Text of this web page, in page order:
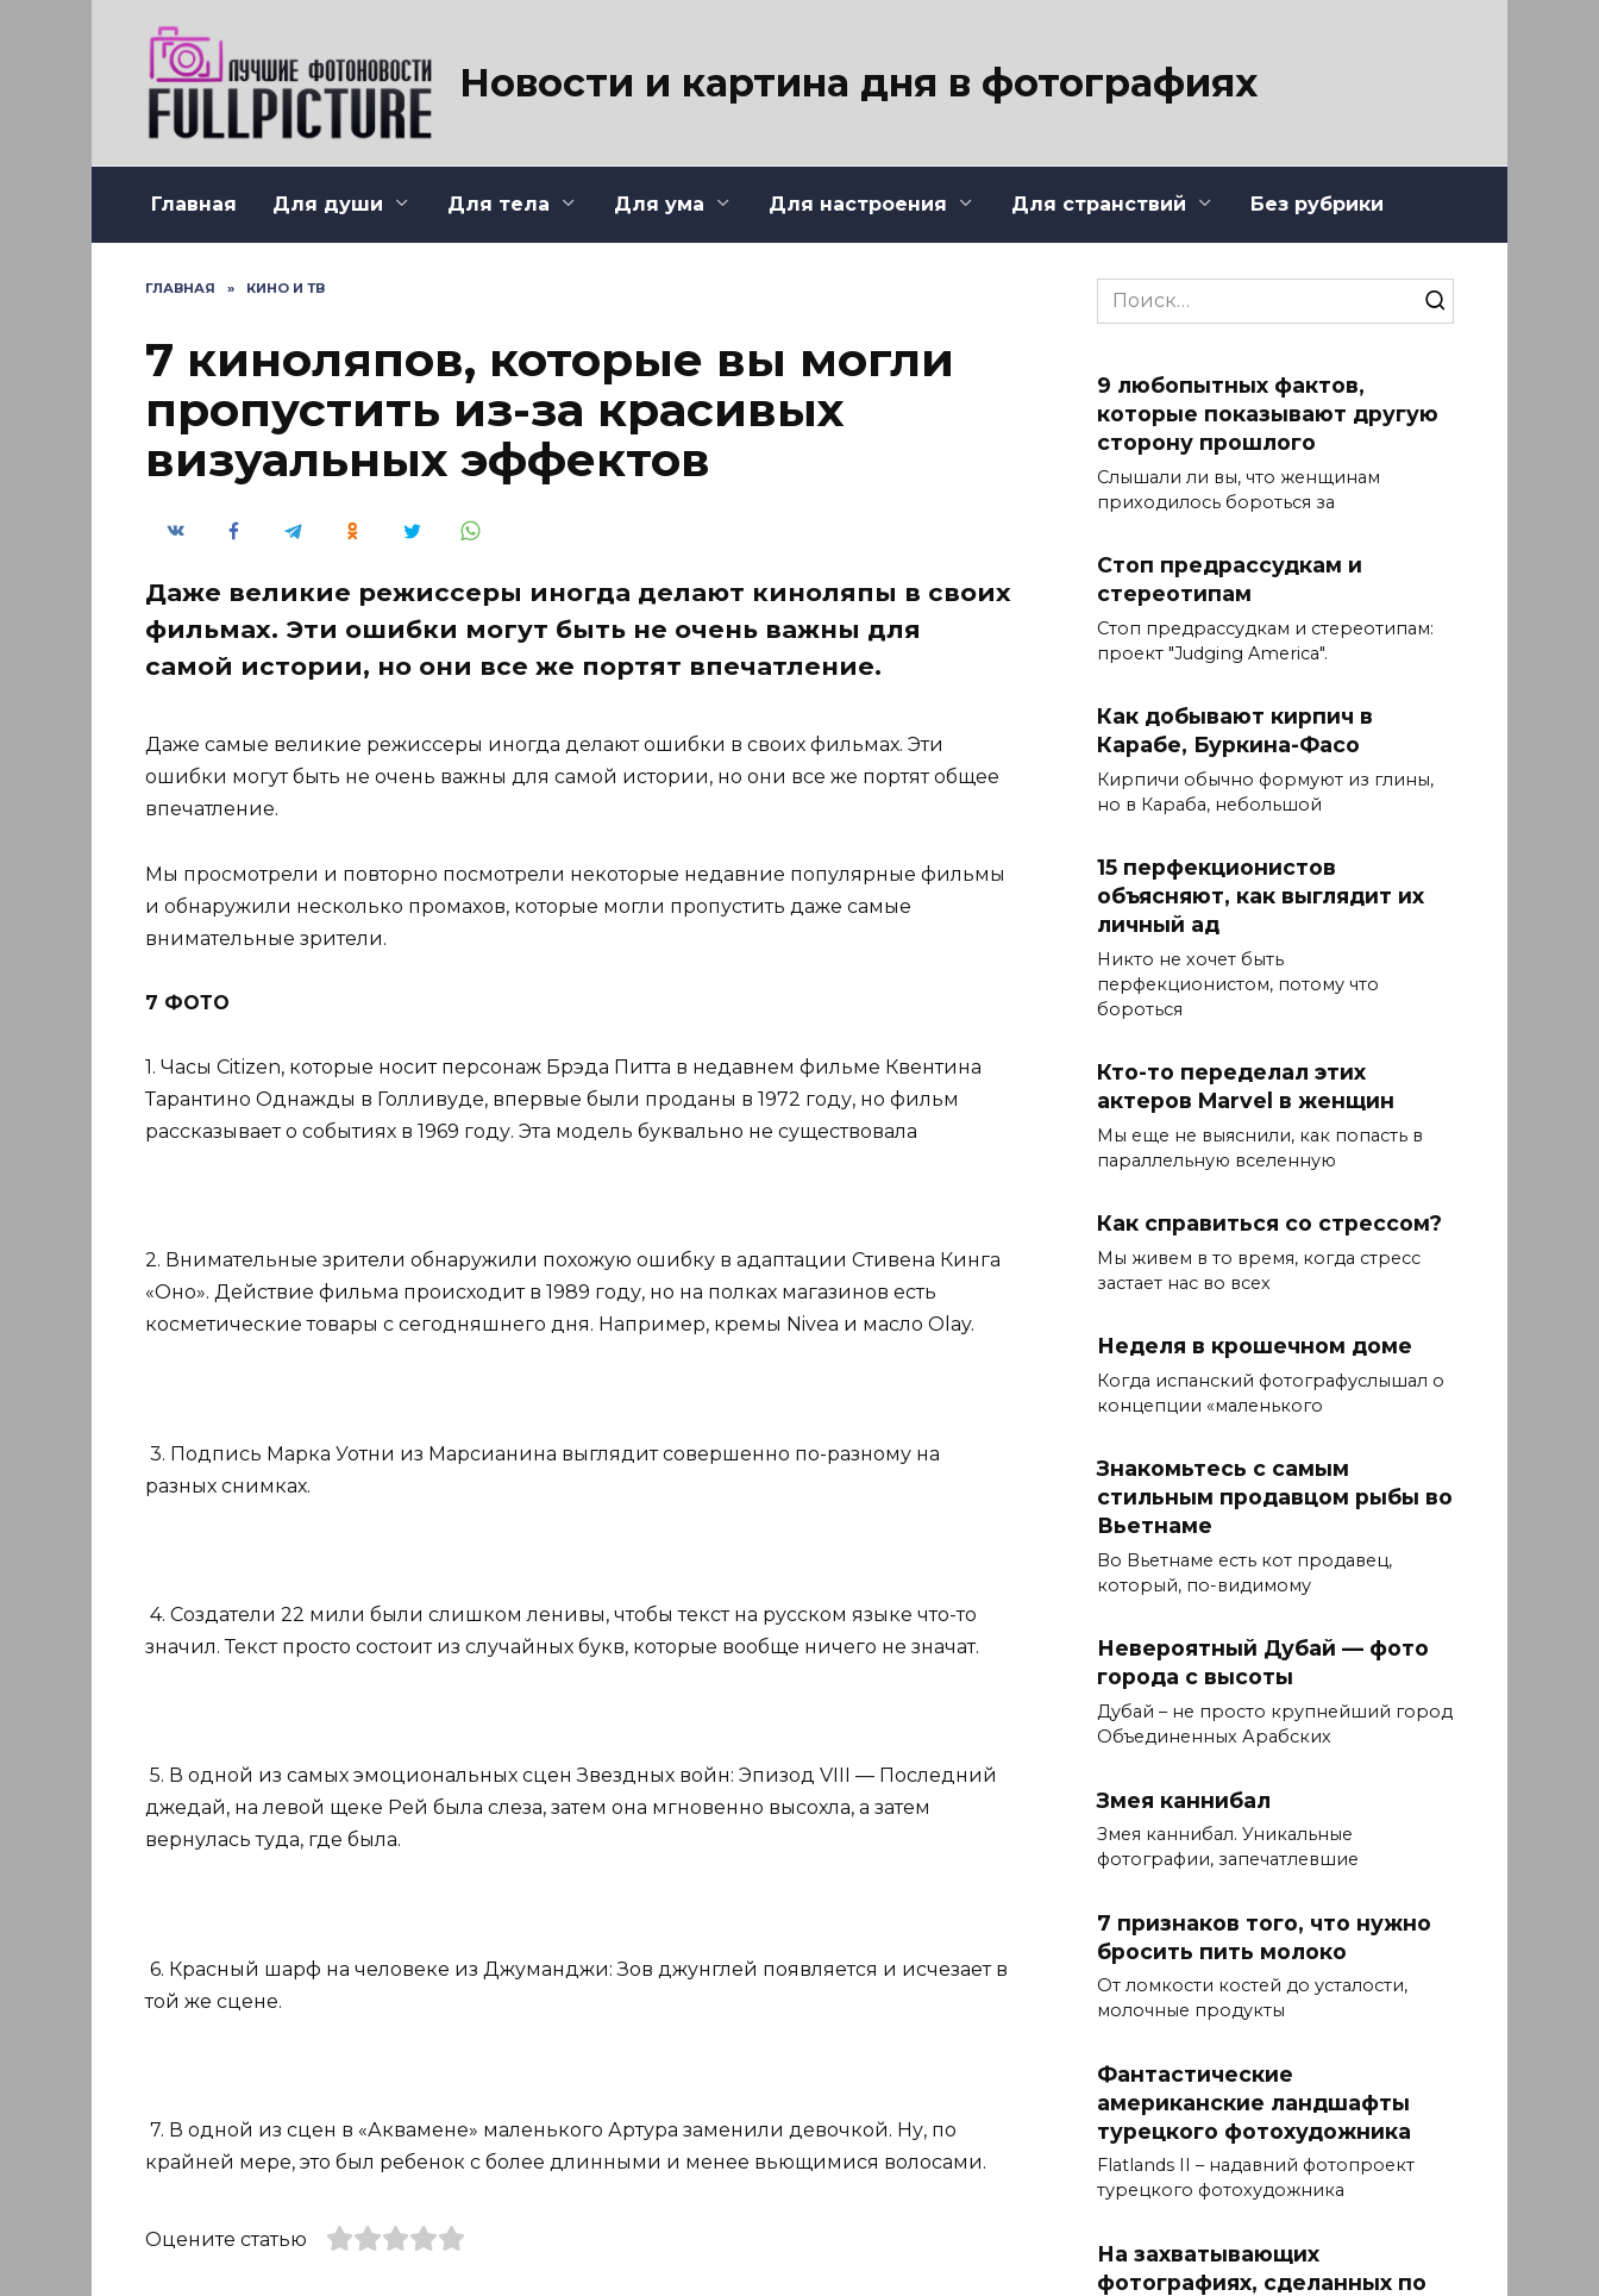
Новости и картина дня в фотографиях
Главная Для души Для тела Для ума Для настроения Для странствий Без рубрики
ГЛАВНАЯ » КИНО И ТВ
7 киноляпов, которые вы могли
пропустить из-за красивых
визуальных эффектов
Даже великие режиссеры иногда делают киноляпы в своих
фильмах. Эти ошибки могут быть не очень важны для
самой истории, но они все же портят впечатление.
Даже самые великие режиссеры иногда делают ошибки в своих фильмах. Эти
ошибки могут быть не очень важны для самой истории, но они все же портят общее
впечатление.
Мы просмотрели и повторно посмотрели некоторые недавние популярные фильмы
и обнаружили несколько промахов, которые могли пропустить даже самые
внимательные зрители.
7 ФОТО
1. Часы Citizen, которые носит персонаж Брэда Питта в недавнем фильме Квентина
Тарантино Однажды в Голливуде, впервые были проданы в 1972 году, но фильм
рассказывает о событиях в 1969 году. Эта модель буквально не существовала
2. Внимательные зрители обнаружили похожую ошибку в адаптации Стивена Кинга
«Оно». Действие фильма происходит в 1989 году, но на полках магазинов есть
косметические товары с сегодняшнего дня. Например, кремы Nivea и масло Olay.
3. Подпись Марка Уотни из Марсианина выглядит совершенно по-разному на
разных снимках.
4. Создатели 22 мили были слишком ленивы, чтобы текст на русском языке что-то
значил. Текст просто состоит из случайных букв, которые вообще ничего не значат.
5. В одной из самых эмоциональных сцен Звездных войн: Эпизод VIII — Последний
джедай, на левой щеке Рей была слеза, затем она мгновенно высохла, а затем
вернулась туда, где была.
6. Красный шарф на человеке из Джуманджи: Зов джунглей появляется и исчезает в
той же сцене.
7. В одной из сцен в «Аквамене» маленького Артура заменили девочкой. Ну, по
крайней мере, это был ребенок с более длинными и менее вьющимися волосами.
Оцените статью
Search
for:
9 любопытных фактов,
которые показывают другую
сторону прошлого
Слышали ли вы, что женщинам
приходилось бороться за
Стоп предрассудкам и
стереотипам
Стоп предрассудкам и стереотипам:
проект "Judging America".
Как добывают кирпич в
Карабе, Буркина-Фасо
Кирпичи обычно формуют из глины,
но в Караба, небольшой
15 перфекционистов
объясняют, как выглядит их
личный ад
Никто не хочет быть
перфекционистом, потому что
бороться
Кто-то переделал этих
актеров Marvel в женщин
Мы еще не выяснили, как попасть в
параллельную вселенную
Как справиться со стрессом?
Мы живем в то время, когда стресс
застает нас во всех
Неделя в крошечном доме
Когда испанский фотографуслышал о
концепции «маленького
Знакомьтесь с самым
стильным продавцом рыбы во
Вьетнаме
Во Вьетнаме есть кот продавец,
который, по-видимому
Невероятный Дубай — фото
города с высоты
Дубай – не просто крупнейший город
Объединенных Арабских
Змея каннибал
Змея каннибал. Уникальные
фотографии, запечатлевшие
7 признаков того, что нужно
бросить пить молоко
От ломкости костей до усталости,
молочные продукты
Фантастические
американские ландшафты
турецкого фотохудожника
Flatlands II – надавний фотопроект
турецкого фотохудожника
На захватывающих
фотографиях, сделанных по